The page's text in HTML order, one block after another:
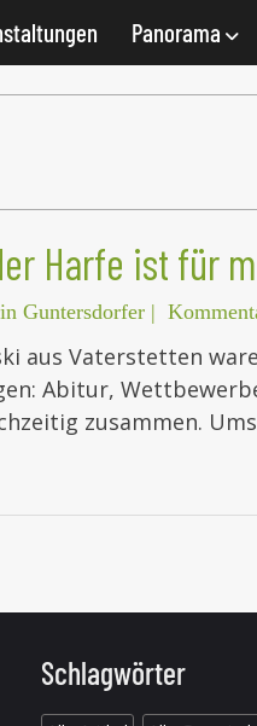
Panorama
Harfe ist für
Guntersdorfer |
aus Vaterstetten
Abitur,
zusammen.
Schlagwörter